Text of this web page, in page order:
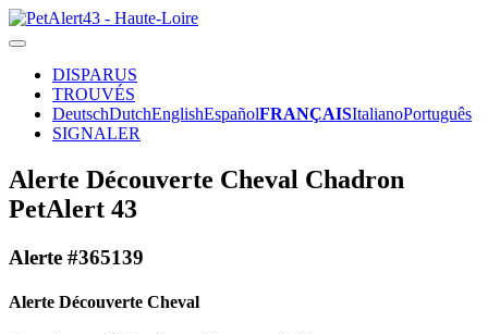
DISPARUS
TROUVÉS
DeutschDutchEnglishEspañolFRANÇAISItalianoPortuguês
SIGNALER
Alerte Découverte Cheval Chadron
PetAlert 43
Alerte #365139
Alerte Découverte Cheval